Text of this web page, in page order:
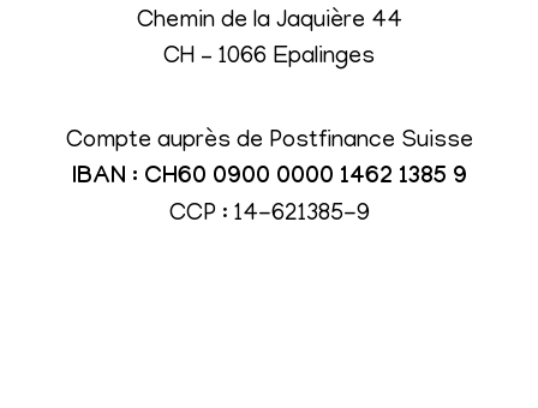
Chemin de la Jaquière 44
CH – 1066 Epalinges
Compte auprès de Postfinance Suisse
IBAN : CH60 0900 0000 1462 1385 9
CCP : 14-621385-9